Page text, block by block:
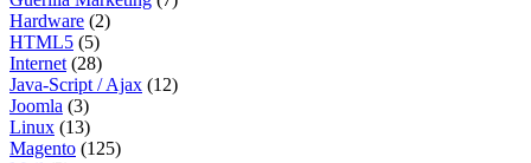
Hardware (2)
HTML5 (5)
Internet (28)
Java-Script / Ajax (12)
Joomla (3)
Linux (13)
Magento (125)